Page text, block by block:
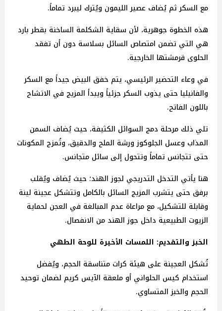
مع السكر ثم يُضاف عصير الليمون ويُترك ليبرد تماماً.
هذه الخطوة جوهرية، لأن سقاية الشكلمة الساخنة بقطر بارد
هي التي تضمن امتصاص السائل بسلاسة دون أن تفقد
الحلوى قرمشتها الخارجية.
في وعاء التحضير الرئيسي، يتم خفق البيض جيداً مع السكر
والفانيليا حتى يذوب السكر جزئياً ويبدأ المزيج في الاتشاح
باللون الفاتح.
تلي ذلك مرحلة دمج السوائل الكثيفة، حيث يُضاف السمن
المذاب وعسل الجلوكوز ورشة الملح والدقيق، وتُمزج المكونات
حتى تتجانس تماماً وتتحول إلى سائل متجانس.
هنا يأتي التدخل التدريجي لجوز الهند؛ حيث يُضاف ويُقلب
برفق حتى يتشرب المزيج السائل بالكامل وتتشكل عجينة لينة
وقابلة للتشكيل، مع مراعاة عدم المبالغة في العجن لحماية
الزيوت الطبيعية داخل جوز الهند من الانفصال.
الخبز والتقديم: اللمسات الأخيرة للوحة الطهي
تُشكل العجينة على هيئة كرات متناسقة الحجم، ويُفضل
استخدام كيس الحلواني أو ملعقة الآيس كريم لضمان توحيد
الحجم والخبز المتساوي.